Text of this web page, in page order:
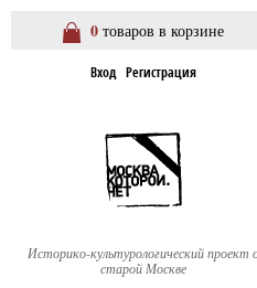
0 товаров в корзине
Вход Регистрация
Историко-культурологический проект
старой Москве